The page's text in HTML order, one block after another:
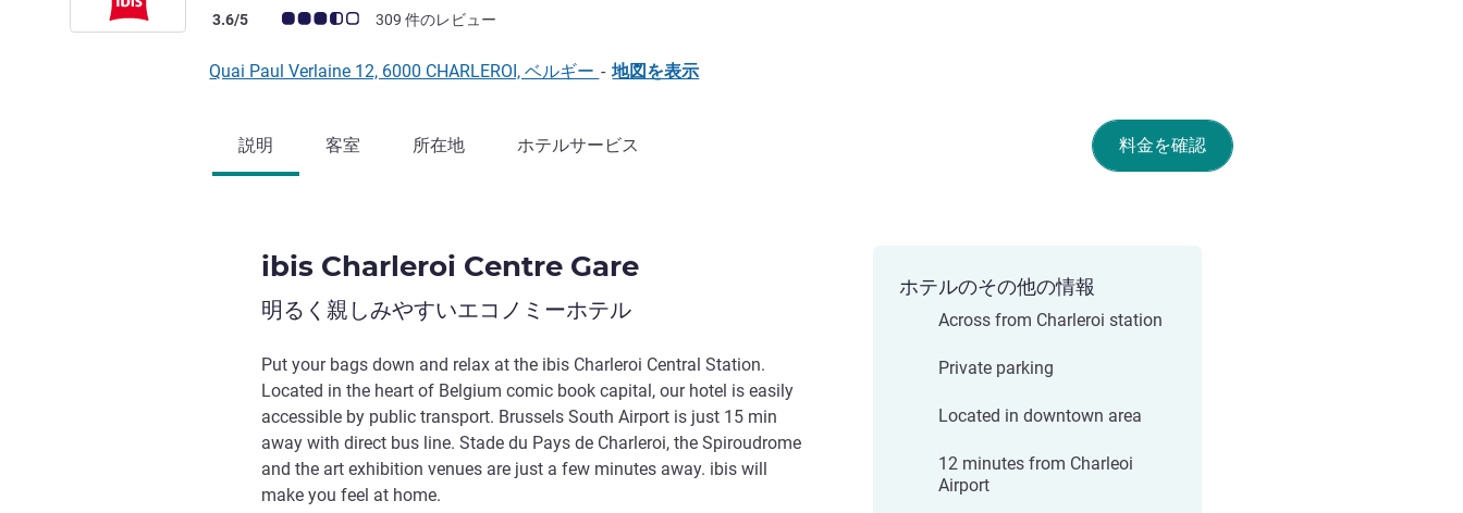
お客さまの声 (確認済みレビュー アコーホテルズ)
3.6/5 309 件のレビュー
Quai Paul Verlaine 12, 6000 CHARLEROI, ベルギー - 地図を表示
料金を確認
説明 客室 所在地 ホテルサービス
ibis Charleroi Centre Gare
明るく親しみやすいエコノミーホテル
Put your bags down and relax at the ibis Charleroi Central Station.
Located in the heart of Belgium comic book capital, our hotel is easily
accessible by public transport. Brussels South Airport is just 15 min
away with direct bus line. Stade du Pays de Charleroi, the Spiroudrome
and the art exhibition venues are just a few minutes away. ibis will
make you feel at home.
ホテルのその他の情報
Across from Charleroi station
Private parking
Located in downtown area
12 minutes from Charleoi
Airport